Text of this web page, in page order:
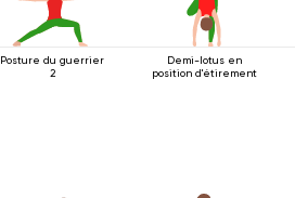
Posture du guerrier
2
Demi-lotus en
position d'étirement